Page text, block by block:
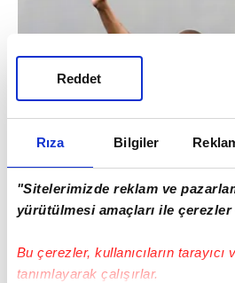
Rıza Bilgiler
"Sitelerimizde reklam ve
yürütülmesi amaçları ile çerezler
Bu çerezler, kullanıcıların tarayıcı
tanımlayarak çalışırlar.
Reddet